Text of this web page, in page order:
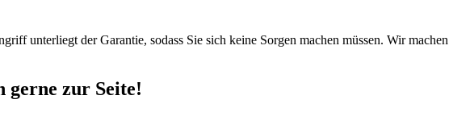
unterliegt der Garantie, sodass Sie sich keine Sorgen machen müssen. Wir
gerne zur Seite!